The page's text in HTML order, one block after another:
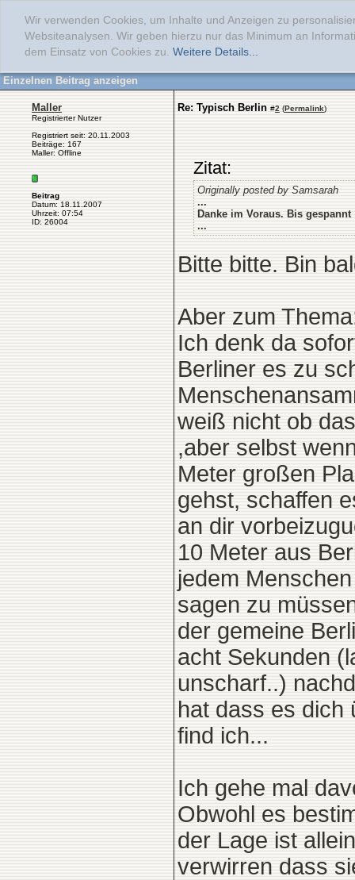
Wir verwenden Cookies, um Inhalte und Anzeigen zu
Websiteanalysen. Wir geben hierzu nur das Minimum an
dem Einsatz von Cookies zu. Weitere Details...
Einzelnen Beitrag anzeigen
Maller
Registrierter Nutzer
Registriert seit: 20.11.2003
Beiträge: 167
Maller: Offline
Beitrag
Datum: 18.11.2007
Uhrzeit: 07:54
ID: 26004
Re: Typisch Berlin #2 (Permalink)
Zitat:
Originally posted by Samsarah
...
Danke im Voraus. Bis gespannt
...
Bitte bitte. Bin
Aber zum
Ich denk da
Berliner es zu
weiß nicht ob
,aber selbst
Meter großen
gehst, schaffen
an dir
10 Meter aus
jedem
sagen zu
der gemeine
acht Sekunden
unscharf..)
hat dass es dich
find ich...
Ich gehe mal
Obwohl es
der Lage ist
verwirren dass